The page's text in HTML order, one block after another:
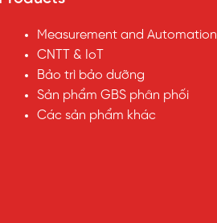
Measurement and Automation
CNTT & IoT
Bảo trì bảo dưỡng
Sản phẩm GBS phân phối
Các sản phẩm khác